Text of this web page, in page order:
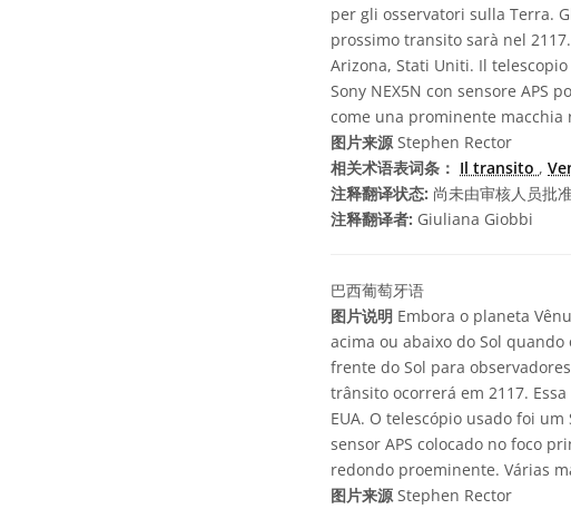
per gli osservatori sulla Terra.
prossimo transito sarà nel
Arizona, Stati Uniti. Il
Sony NEX5N con sensore APS
come una prominente macchia
图片来源Stephen Rector
相关术语表词条： Il transito ,
注释翻译状态: 尚未由审核人员批
注释翻译者: Giuliana Giobbi
巴西葡萄牙语
图片说明 Embora o planeta
acima ou abaixo do Sol
frente do Sol para
trânsito ocorrerá em 2117.
EUA. O telescópio usado foi
sensor APS colocado no foco
redondo proeminente. Várias
图片来源Stephen Rector